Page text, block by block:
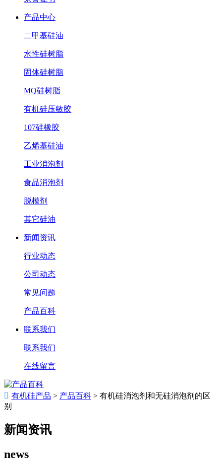
产品中心
二甲基硅油
水性硅树脂
固体硅树脂
MQ硅树脂
有机硅压敏胶
107硅橡胶
乙烯基硅油
工业消泡剂
食品消泡剂
脱模剂
其它硅油
新闻资讯
行业动态
公司动态
常见问题
产品百科
联系我们
联系我们
在线留言
 有机硅产品 > 产品百科 > 有机硅消泡剂和无硅消泡剂的区
别
新闻资讯
news